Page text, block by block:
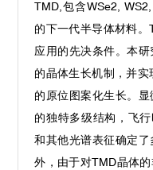
TMD,包含WSe2,
的下一代半导体材料
应用的先决条件。本
的晶体生长机制，并
的原位图案化生长。
的独特多级结构，飞
和其他光谱表征确定
外，由于对TMD晶体